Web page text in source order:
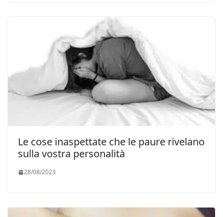
Le cose inaspettate che le paure rivelano
sulla vostra personalità
28/08/2023